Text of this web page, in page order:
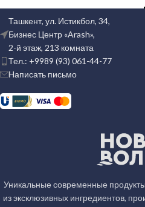
CV 10
КОД УПАКОВКИ
1527549
Ташкент, ул. Истикбол, 34,
Бизнес Центр «Arash»,
2-й этаж, 213 комната
Тел.: +9989 (93) 061-44-77
Написать письмо
Уникальные современные
из эксклюзивных ингредиентов,